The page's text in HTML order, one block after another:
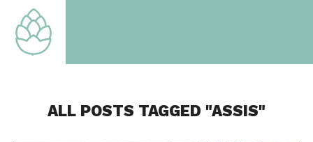
TOUT
SAVOIR
NOTREALL POSTS TAGGED "ASSIS"